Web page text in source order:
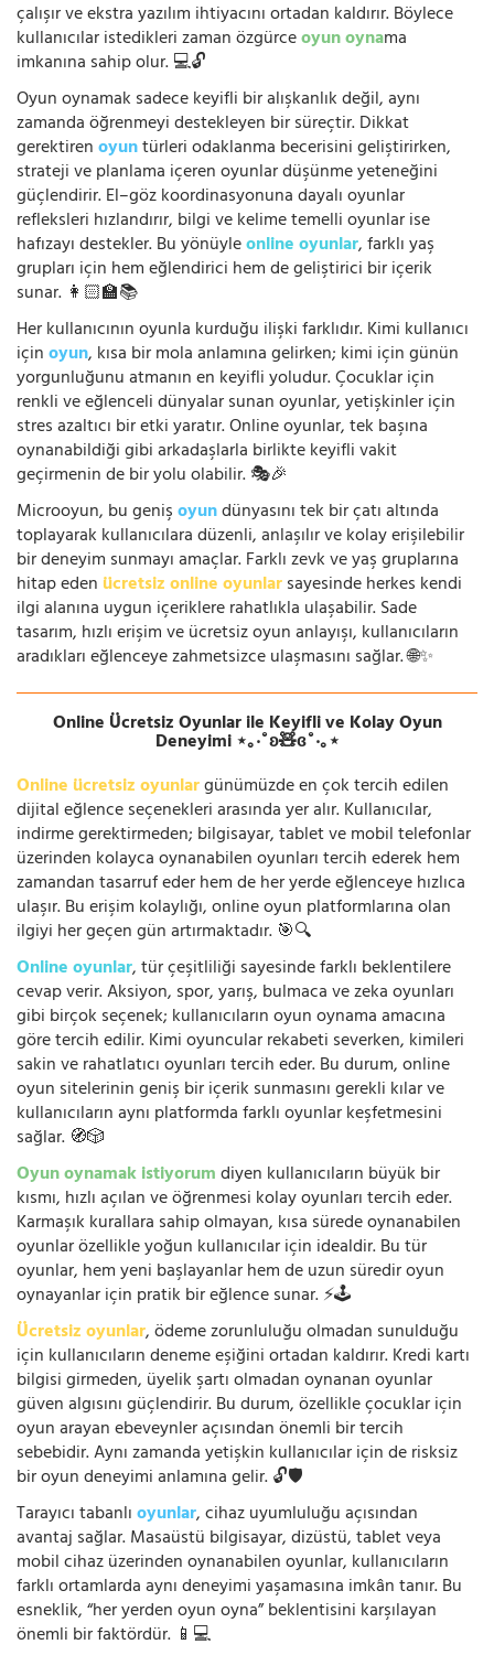
çalışır ve ekstra yazılım ihtiyacını ortadan kaldırır. Böylece
kullanıcılar istedikleri zaman özgürceoyun oynama
imkanına sahip olur. 💻🔓
Oyun oynamak sadece keyifli bir alışkanlık değil, aynı
zamanda öğrenmeyi destekleyen bir süreçtir. Dikkat
gerektirenoyuntürleri odaklanma becerisini geliştirirken,
strateji ve planlama içeren oyunlar düşünme yeteneğini
güçlendirir. El–göz koordinasyonuna dayalı oyunlar
refleksleri hızlandırır, bilgi ve kelime temelli oyunlar ise
hafızayı destekler. Bu yönüyleonline oyunlar, farklı yaş
grupları için hem eğlendirici hem de geliştirici bir içerik
sunar. 👩🏻‍🏫📚
Her kullanıcının oyunla kurduğu ilişki farklıdır. Kimi kullanıcı
içinoyun, kısa bir mola anlamına gelirken; kimi için günün
yorgunluğunu atmanın en keyifli yoludur. Çocuklar için
renkli ve eğlenceli dünyalar sunan oyunlar, yetişkinler için
stres azaltıcı bir etki yaratır. Online oyunlar, tek başına
oynanabildiği gibi arkadaşlarla birlikte keyifli vakit
geçirmenin de bir yolu olabilir. 🎭🎉
Microoyun, bu genişoyundünyasını tek bir çatı altında
toplayarak kullanıcılara düzenli, anlaşılır ve kolay erişilebilir
bir deneyim sunmayı amaçlar. Farklı zevk ve yaş gruplarına
hitap eden ücretsiz online oyunlarsayesinde herkes kendi
ilgi alanına uygun içeriklere rahatlıkla ulaşabilir. Sade
tasarım, hızlı erişim ve ücretsiz oyun anlayışı, kullanıcıların
aradıkları eğlenceye zahmetsizce ulaşmasını sağlar. 🌐✨
Online Ücretsiz Oyunlar ile Keyifli ve Kolay Oyun
Deneyimi ⋆｡‧˚ʚ🧸ɞ˚‧｡⋆
Online ücretsiz oyunlargünümüzde en çok tercih edilen
dijital eğlence seçenekleri arasında yer alır. Kullanıcılar,
indirme gerektirmeden; bilgisayar, tablet ve mobil telefonlar
üzerinden kolayca oynanabilen oyunları tercih ederek hem
zamandan tasarruf eder hem de her yerde eğlenceye hızlıca
ulaşır. Bu erişim kolaylığı, online oyun platformlarına olan
ilgiyi her geçen gün artırmaktadır. 🎯🔍
Online oyunlar, tür çeşitliliği sayesinde farklı beklentilere
cevap verir. Aksiyon, spor, yarış, bulmaca ve zeka oyunları
gibi birçok seçenek; kullanıcıların oyun oynama amacına
göre tercih edilir. Kimi oyuncular rekabeti severken, kimileri
sakin ve rahatlatıcı oyunları tercih eder. Bu durum, online
oyun sitelerinin geniş bir içerik sunmasını gerekli kılar ve
kullanıcıların aynı platformda farklı oyunlar keşfetmesini
sağlar. 🧭🎲
Oyun oynamak istiyorumdiyen kullanıcıların büyük bir
kısmı, hızlı açılan ve öğrenmesi kolay oyunları tercih eder.
Karmaşık kurallara sahip olmayan, kısa sürede oynanabilen
oyunlar özellikle yoğun kullanıcılar için idealdir. Bu tür
oyunlar, hem yeni başlayanlar hem de uzun süredir oyun
oynayanlar için pratik bir eğlence sunar. ⚡🕹️
Ücretsiz oyunlar, ödeme zorunluluğu olmadan sunulduğu
için kullanıcıların deneme eşiğini ortadan kaldırır. Kredi kartı
bilgisi girmeden, üyelik şartı olmadan oynanan oyunlar
güven algısını güçlendirir. Bu durum, özellikle çocuklar için
oyun arayan ebeveynler açısından önemli bir tercih
sebebidir. Aynı zamanda yetişkin kullanıcılar için de risksiz
bir oyun deneyimi anlamına gelir. 🔓🛡️
Tarayıcı tabanlıoyunlar, cihaz uyumluluğu açısından
avantaj sağlar. Masaüstü bilgisayar, dizüstü, tablet veya
mobil cihaz üzerinden oynanabilen oyunlar, kullanıcıların
farklı ortamlarda aynı deneyimi yaşamasına imkân tanır. Bu
esneklik, “her yerden oyun oyna” beklentisini karşılayan
önemli bir faktördür. 📱💻